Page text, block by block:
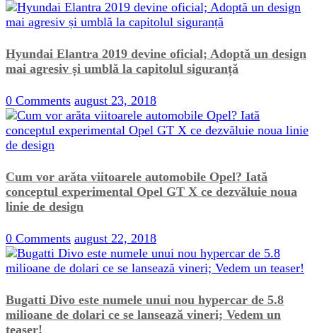
Hyundai Elantra 2019 devine oficial; Adoptă un design
mai agresiv și umblă la capitolul siguranță
0 Comments august 23, 2018
Cum vor arăta viitoarele automobile Opel? Iată
conceptul experimental Opel GT X ce dezvăluie noua
linie de design
0 Comments august 22, 2018
Bugatti Divo este numele unui nou hypercar de 5.8
milioane de dolari ce se lansează vineri; Vedem un
teaser!